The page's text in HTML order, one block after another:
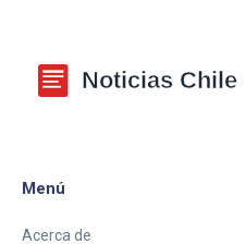
Menú
Acerca de